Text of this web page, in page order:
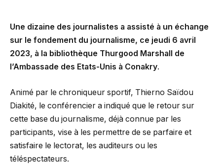
Une dizaine des journalistes a assisté à un échange
sur le fondement du journalisme, ce jeudi 6 avril
2023, à la bibliothèque Thurgood Marshall de
l’Ambassade des Etats-Unis à Conakry.
Animé par le chroniqueur sportif, Thierno Saïdou
Diakité, le conférencier a indiqué que le retour sur
cette base du journalisme, déjà connue par les
participants, vise à les permettre de se parfaire et
satisfaire le lectorat, les auditeurs ou les
téléspectateurs.